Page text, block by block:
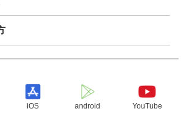
iOS android YouTube